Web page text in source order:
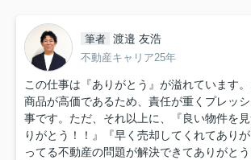
筆者 渡邉 友浩
不動産キャリア25年
この仕事は『ありがとう』が溢れています
商品が高価であるため、責任が重くプレッ
事です。ただ、それ以上に、『良い物件を
りがとう！！』『早く売却してくれてあり
ってる不動産の問題が解決できてありがと